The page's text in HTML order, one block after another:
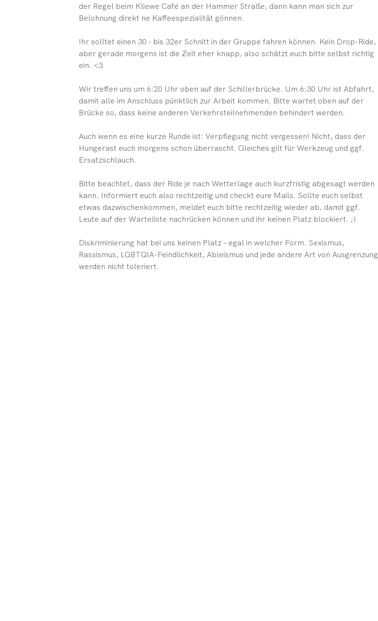
der Regel beim Kliewe Café an der Hammer Straße, dann kann man sich zur
Belohnung direkt ne Kaffeespezialität gönnen.
Ihr solltet einen 30 - bis 32er Schnitt in der Gruppe fahren können. Kein Drop-Ride,
aber gerade morgens ist die Zeit eher knapp, also schätzt euch bitte selbst richtig
ein. <3
Wir treffen uns um 6:20 Uhr oben auf der Schillerbrücke. Um 6:30 Uhr ist Abfahrt,
damit alle im Anschluss pünktlich zur Arbeit kommen. Bitte wartet oben auf der
Brücke so, dass keine anderen Verkehrsteilnehmenden behindert werden.
Auch wenn es eine kurze Runde ist: Verpflegung nicht vergessen! Nicht, dass der
Hungerast euch morgens schon überrascht. Gleiches gilt für Werkzeug und ggf.
Ersatzschlauch.
Bitte beachtet, dass der Ride je nach Wetterlage auch kurzfristig abgesagt werden
kann. Informiert euch also rechtzeitig und checkt eure Mails. Sollte euch selbst
etwas dazwischenkommen, meldet euch bitte rechtzeitig wieder ab, damit ggf.
Leute auf der Warteliste nachrücken können und ihr keinen Platz blockiert. ;)
Diskriminierung hat bei uns keinen Platz – egal in welcher Form. Sexismus,
Rassismus, LGBTQIA-Feindlichkeit, Ableismus und jede andere Art von Ausgrenzung
werden nicht toleriert.